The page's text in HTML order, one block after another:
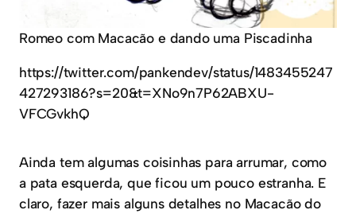
Romeo com Macacão e dando uma Piscadinha
https://twitter.com/pankendev/status/1483455247
427293186?s=20&t=XNo9n7P62ABXU-
VFCGvkhQ
Ainda tem algumas coisinhas para arrumar, como
a pata esquerda, que ficou um pouco estranha. E
claro, fazer mais alguns detalhes no Macacão do